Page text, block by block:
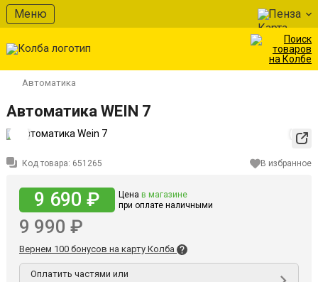
Меню Пенза
Автоматика
Автоматика WEIN 7
Код товара: 651265 В избранное
9 690 ₽ Цена в магазине
при оплате наличными
9 990 ₽
Вернем 100 бонусов на карту Колба
Оплатить частями или